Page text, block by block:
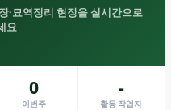
·묘역정리 현장을 실시간으로
요
0
이번주
-
활동 작업자